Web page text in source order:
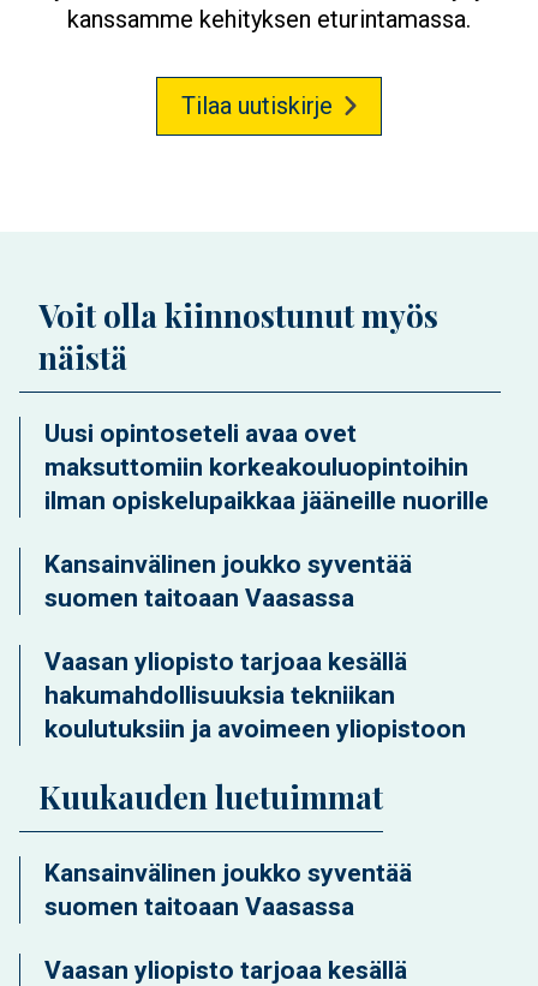
kanssamme kehityksen eturintamassa.
Tilaa uutiskirje
Voit olla kiinnostunut myös
näistä
Uusi opintoseteli avaa ovet
maksuttomiin korkeakouluopintoihin
ilman opiskelupaikkaa jääneille nuorille
Kansainvälinen joukko syventää
suomen taitoaan Vaasassa
Vaasan yliopisto tarjoaa kesällä
hakumahdollisuuksia tekniikan
koulutuksiin ja avoimeen yliopistoon
Kuukauden luetuimmat
Kansainvälinen joukko syventää
suomen taitoaan Vaasassa
Vaasan yliopisto tarjoaa kesällä